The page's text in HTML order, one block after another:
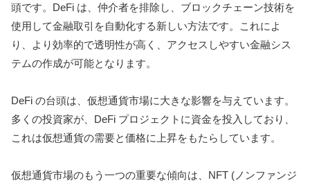
頭です。DeFi は、仲介者を排除し、ブロックチェーン技術を
使用して金融取引を自動化する新しい方法です。これによ
り、より効率的で透明性が高く、アクセスしやすい金融シス
テムの作成が可能となります。
DeFi の台頭は、仮想通貨市場に大きな影響を与えています。
多くの投資家が、DeFi プロジェクトに資金を投入しており、
これは仮想通貨の需要と価格に上昇をもたらしています。
仮想通貨市場のもう一つの重要な傾向は、NFT (ノンファンジ